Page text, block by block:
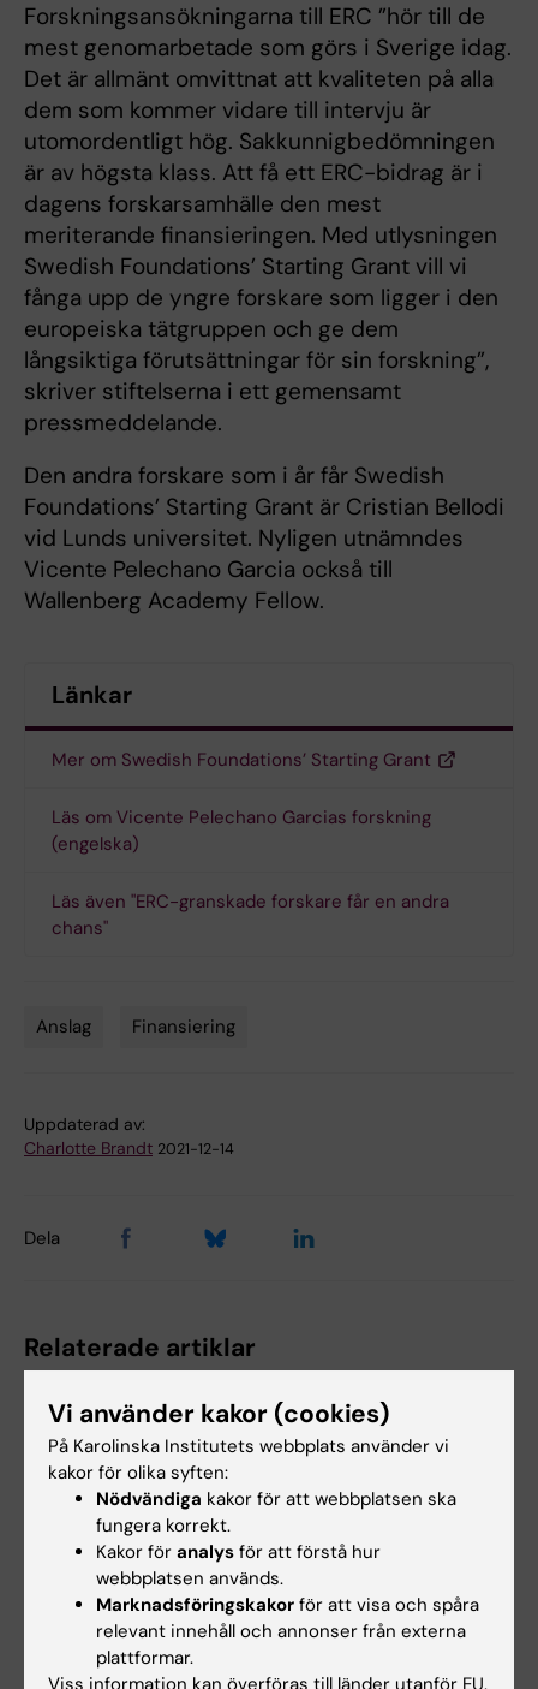
Forskningsansökningarna till ERC ”hör till de
mest genomarbetade som görs i Sverige idag.
Det är allmänt omvittnat att kvaliteten på alla
dem som kommer vidare till intervju är
utomordentligt hög. Sakkunnigbedömningen
är av högsta klass. Att få ett ERC-bidrag är i
dagens forskarsamhälle den mest
meriterande finansieringen. Med utlysningen
Swedish Foundations’ Starting Grant vill vi
fånga upp de yngre forskare som ligger i den
europeiska tätgruppen och ge dem
långsiktiga förutsättningar för sin forskning”,
skriver stiftelserna i ett gemensamt
pressmeddelande.
Den andra forskare som i år får Swedish
Foundations’ Starting Grant är Cristian Bellodi
vid Lunds universitet. Nyligen utnämndes
Vicente Pelechano Garcia också till
Wallenberg Academy Fellow.
Länkar
Mer om Swedish Foundations’ Starting Grant
Läs om Vicente Pelechano Garcias forskning
(engelska)
Läs även "ERC-granskade forskare får en andra
chans"
Anslag Finansiering
Uppdaterad av:
Charlotte Brandt 2021-12-14
Dela
Relaterade artiklar
27 jul 2026
Juliette Foucher
tilldelas prestigefyllt
internationellt ALS-
Två KI-forskare får
innovationsfinansieri
Vi använder kakor (cookies)
På Karolinska Institutets webbplats använder vi
kakor för olika syften:
Nödvändiga kakor för att webbplatsen ska
fungera korrekt.
Kakor för analys för att förstå hur
webbplatsen används.
Marknadsföringskakor för att visa och spåra
relevant innehåll och annonser från externa
plattformar.
Viss information kan överföras till länder utanför EU.